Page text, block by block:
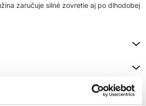
zaručuje silné zovretie aj po dlhodobej